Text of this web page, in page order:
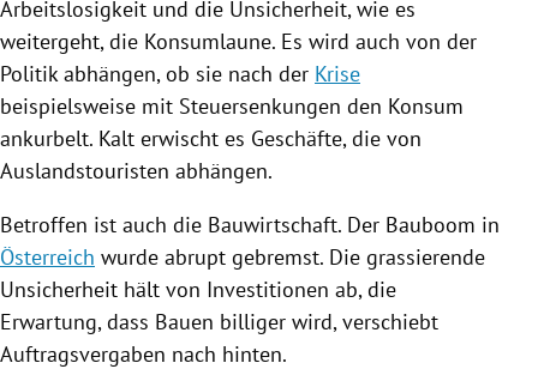
Arbeitslosigkeit und die Unsicherheit, wie es
weitergeht, die Konsumlaune. Es wird auch von der
Politik abhängen, ob sie nach der Krise
beispielsweise mit Steuersenkungen den Konsum
ankurbelt. Kalt erwischt es Geschäfte, die von
Auslandstouristen abhängen.
Betroffen ist auch die Bauwirtschaft. Der Bauboom in
Österreich wurde abrupt gebremst. Die grassierende
Unsicherheit hält von Investitionen ab, die
Erwartung, dass Bauen billiger wird, verschiebt
Auftragsvergaben nach hinten.